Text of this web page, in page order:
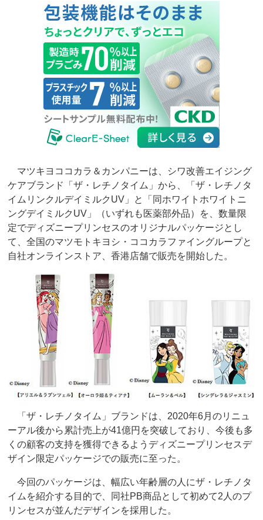
マツキヨココカラ＆カンパニーは、シワ改善エイジング
ケアブランド「ザ・レチノタイム」から、「ザ・レチノタ
イムリンクルデイミルクUV」と「同ホワイトホワイトニ
ングデイミルクUV」（いずれも医薬部外品）を、数量限
定でディズニープリンセスのオリジナルパッケージとし
て、全国のマツモトキヨシ・ココカラファイングループと
自社オンラインストア、香港店舗で販売を開始した。
「ザ・レチノタイム」ブランドは、2020年6月のリニュ
ーアル後から累計売上が41億円を突破しており、今後も多
くの顧客の支持を獲得できるようディズニープリンセスデ
ザイン限定パッケージでの販売に至った。
今回のパッケージは、幅広い年齢層の人にザ・レチノタ
イムを紹介する目的で、同社PB商品として初めて2人のプ
リンセスが並んだデザインを採用した。